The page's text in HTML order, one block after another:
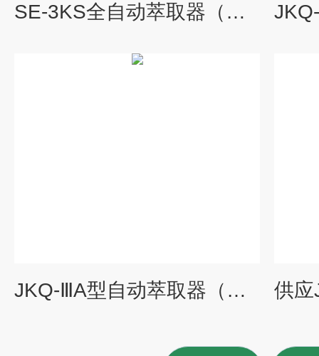
SE-3KS全自动萃取器（配红外测油仪）
JKQ-ⅢA型自动萃取器（测油仪配套设备）